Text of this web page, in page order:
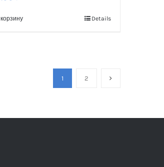
Details
1 2